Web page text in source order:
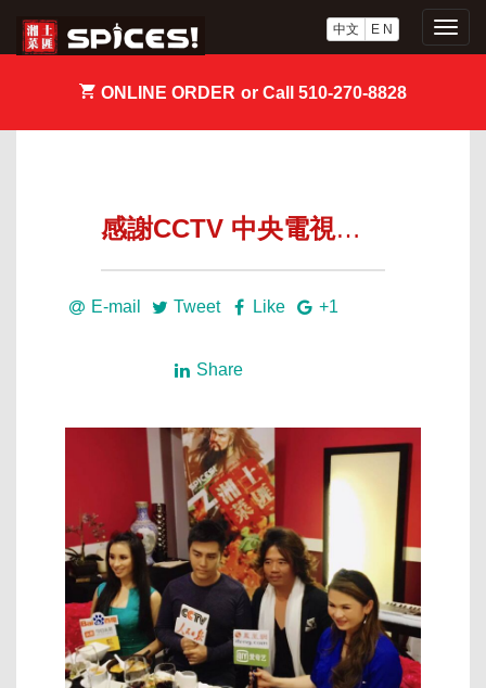
中文 E N
ONLINE ORDER or Call 510-270-8828
感謝CCTV 中央電視台，ifeng TV鳳凰衛視，QIY 愛奇異，人民日報，Baidu 百度，SOHU.com 搜狐 連合採訪 「土匪湘菜」
E-mail Tweet Like +1
Share